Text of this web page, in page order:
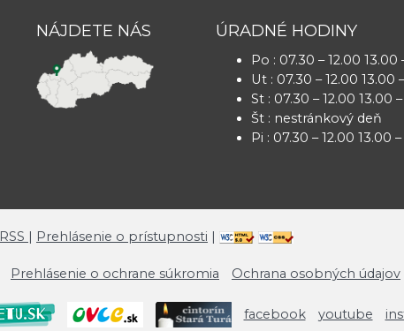
NÁJDETE NÁS ÚRADNÉ HODINY
Po : 07.30 – 12.00 13.00
Ut : 07.30 – 12.00 13.00
St : 07.30 – 12.00 13.00
Št : nestránkový deň
Pi : 07.30 – 12.00 13.00
RSS | Prehlásenie o prístupnosti |
Prehlásenie o ochrane súkromia Ochrana osobných údajov
facebook youtube